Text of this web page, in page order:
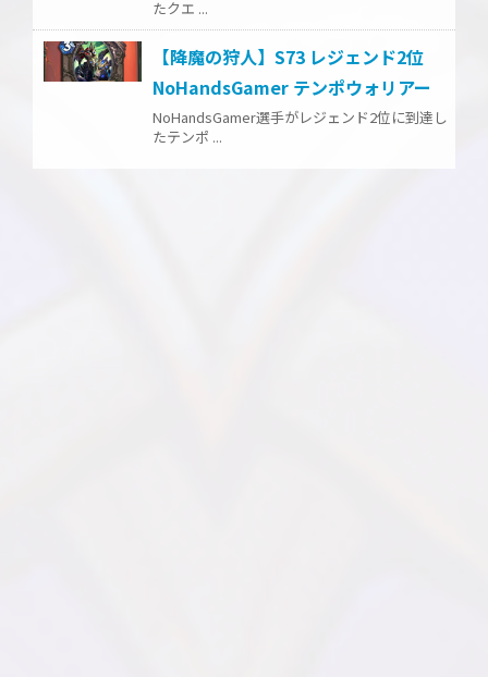
たクエ ...
【降魔の狩人】S73 レジェンド2位
NoHandsGamer テンポウォリアー
NoHandsGamer選手がレジェンド2位に到達し
たテンポ ...